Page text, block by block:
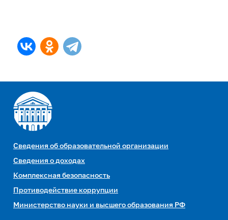
Сведения об образовательной организации
Сведения о доходах
Комплексная безопасность
Противодействие коррупции
Министерство науки и высшего образования РФ